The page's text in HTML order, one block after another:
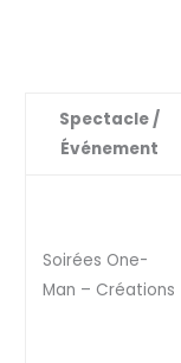
Spectacle /
Événement
Soirées One-
Man – Créations